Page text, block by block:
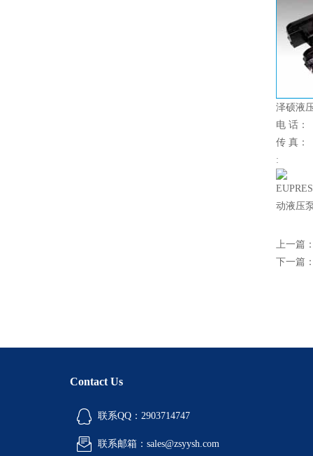
泽硕液
电 话：
传 真：
:
动液压
上一篇
下一篇
Contact Us
联系QQ：2903714747
联系邮箱：sales@zsyysh.com